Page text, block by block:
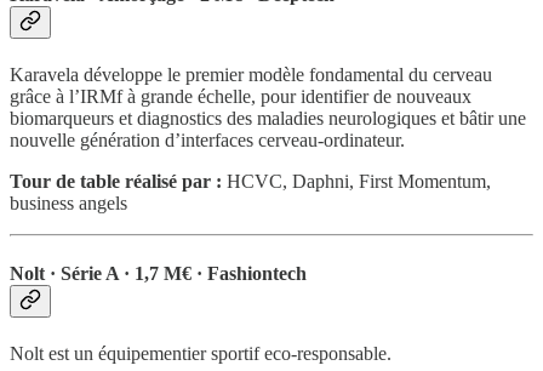
Karavela développe le premier modèle fondamental du cerveau
grâce à l’IRMf à grande échelle, pour identifier de nouveaux
biomarqueurs et diagnostics des maladies neurologiques et bâtir une
nouvelle génération d’interfaces cerveau-ordinateur.
Tour de table réalisé par : HCVC, Daphni, First Momentum,
business angels
Nolt · Série A · 1,7 M€ · Fashiontech
Nolt est un équipementier sportif eco-responsable.